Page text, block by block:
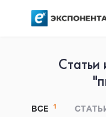
Статьи
ВСЕ 1